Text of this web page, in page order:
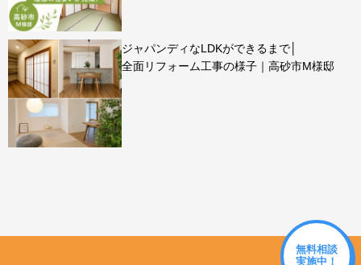
ジャパンディなLDKができるまで│
全面リフォーム工事の様子｜高砂市M様邸
無料相談
実施中！